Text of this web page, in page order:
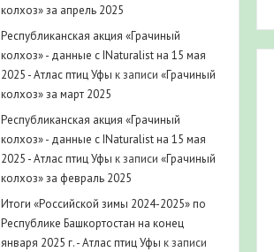
колхоз» за апрель 2025
Республиканская акция «Грачиный
колхоз» - данные с INaturalist на 15 мая
2025 - Атлас птиц Уфы к записи «Грачиный
колхоз» за март 2025
Республиканская акция «Грачиный
колхоз» - данные с INaturalist на 15 мая
2025 - Атлас птиц Уфы к записи «Грачиный
колхоз» за февраль 2025
Итоги «Российской зимы 2024-2025» по
Республике Башкортостан на конец
января 2025 г. - Атлас птиц Уфы к записи